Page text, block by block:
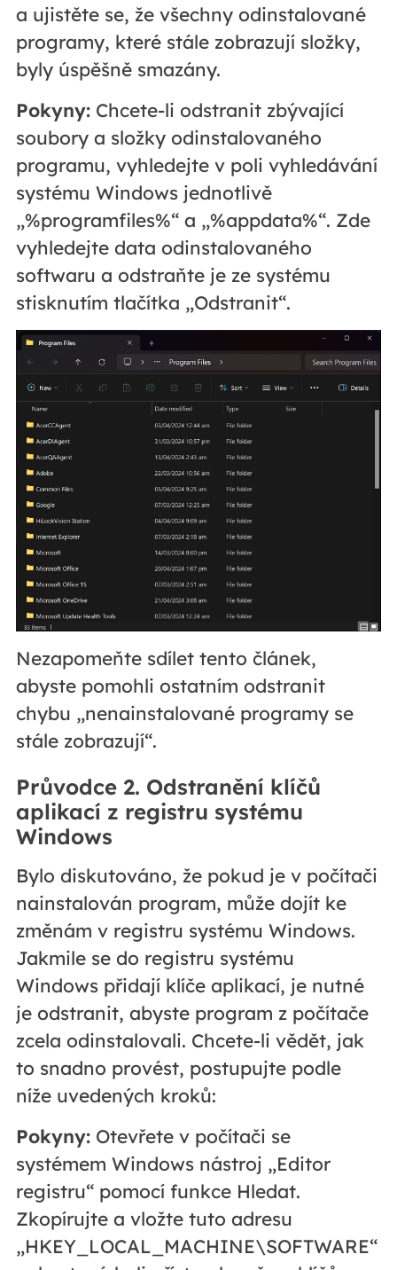
a ujistěte se, že všechny odinstalované
programy, které stále zobrazují složky,
byly úspěšně smazány.
Pokyny:Chcete-li odstranit zbývající
soubory a složky odinstalovaného
programu, vyhledejte v poli vyhledávání
systému Windows jednotlivě
„%programfiles%“ a „%appdata%“. Zde
vyhledejte data odinstalovaného
softwaru a odstraňte je ze systému
stisknutím tlačítka „Odstranit“.
Nezapomeňte sdílet tento článek,
abyste pomohli ostatním odstranit
chybu „nenainstalované programy se
stále zobrazují“.
Průvodce 2. Odstranění klíčů
aplikací z registru systému
Windows
Bylo diskutováno, že pokud je v počítači
nainstalován program, může dojít ke
změnám v registru systému Windows.
Jakmile se do registru systému
Windows přidají klíče aplikací, je nutné
je odstranit, abyste program z počítače
zcela odinstalovali. Chcete-li vědět, jak
to snadno provést, postupujte podle
níže uvedených kroků:
Pokyny:Otevřete v počítači se
systémem Windows nástroj „Editor
registru“ pomocí funkce Hledat.
Zkopírujte a vložte tuto adresu
„HKEY_LOCAL_MACHINE\SOFTWARE“